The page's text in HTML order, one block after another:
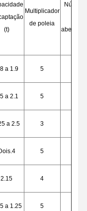
Notícias
(t)
Multiplicador
de poleia
abertura/
a 1.9 5
a 2.1 5
a 2.5 3
5
2.15 4
a 1.25 5